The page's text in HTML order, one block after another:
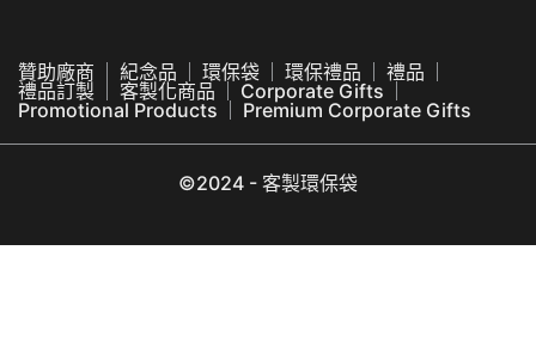
贊助廠商 紀念品 環保袋 環保禮品
禮品
禮品訂製
客製化商品
Corporate Gifts
Promotional Products
Premium Corporate Gifts
©2024 - 客製環保袋